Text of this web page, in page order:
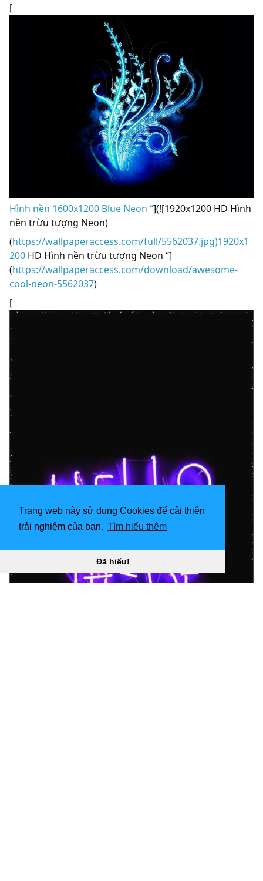
Trang web này sử dụng Cookies để cải thiện
trải nghiệm của bạn. Tìm hiểu thêm
Đã hiểu!
[
Hình nền 1600x1200 Blue Neon “](![1920x1200 HD Hình
nền trừu tượng Neon)
(https://wallpaperaccess.com/full/5562037.jpg)1920x1
200 HD Hình nền trừu tượng Neon “]
(https://wallpaperaccess.com/download/awesome-
cool-neon-5562037)
[